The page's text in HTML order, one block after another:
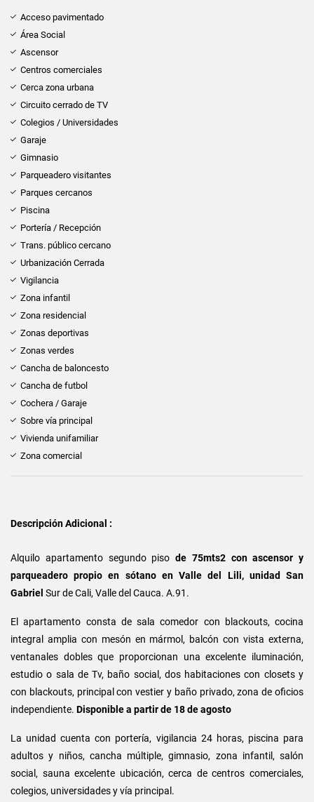
Acceso pavimentado
Área Social
Ascensor
Centros comerciales
Cerca zona urbana
Circuito cerrado de TV
Colegios / Universidades
Garaje
Gimnasio
Parqueadero visitantes
Parques cercanos
Piscina
Portería / Recepción
Trans. público cercano
Urbanización Cerrada
Vigilancia
Zona infantil
Zona residencial
Zonas deportivas
Zonas verdes
Cancha de baloncesto
Cancha de futbol
Cochera / Garaje
Sobre vía principal
Vivienda unifamiliar
Zona comercial
Descripción Adicional :
Alquilo apartamento segundo piso de 75mts2 con ascensor y
parqueadero propio en sótano en Valle del Lili, unidad San
Gabriel Sur de Cali, Valle del Cauca. A.91.
El apartamento consta de sala comedor con blackouts, cocina
integral amplia con mesón en mármol, balcón con vista externa,
ventanales dobles que proporcionan una excelente iluminación,
estudio o sala de Tv, baño social, dos habitaciones con closets y
con blackouts, principal con vestier y baño privado, zona de oficios
independiente. Disponible a partir de 18 de agosto
La unidad cuenta con portería, vigilancia 24 horas, piscina para
adultos y niños, cancha múltiple, gimnasio, zona infantil, salón
social, sauna excelente ubicación, cerca de centros comerciales,
colegios, universidades y vía principal.